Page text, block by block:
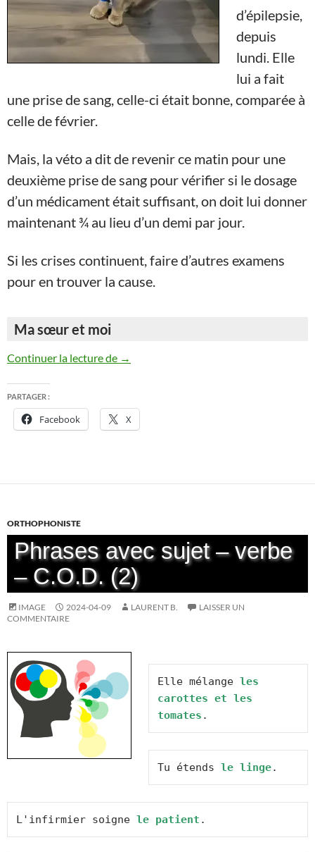
d’épilepsie,
depuis
lundi. Elle
lui a fait
une prise de sang, celle-ci était bonne, comparée à
celle de février.
Mais, la véto a dit de revenir ce matin pour une
deuxième prise de sang pour vérifier si le dosage
d’un médicament était suffisant, on doit lui donner
maintenant ¾ au lieu d’un demi par jour.
Si les crises continuent, faire d’autres examens
pour en trouver la cause.
Ma sœur et moi
Continuer la lecture de Le chat est malade : encore…
→
PARTAGER :
Facebook X
ORTHOPHONISTE
Phrases avec sujet – verbe
– C.O.D. (2)
IMAGE 2024-04-09 LAURENT B.
LAISSER UN
COMMENTAIRE
Elle mélange les
carottes et les
tomates .
Tu étends le linge.
L'infirmier soigne le patient .